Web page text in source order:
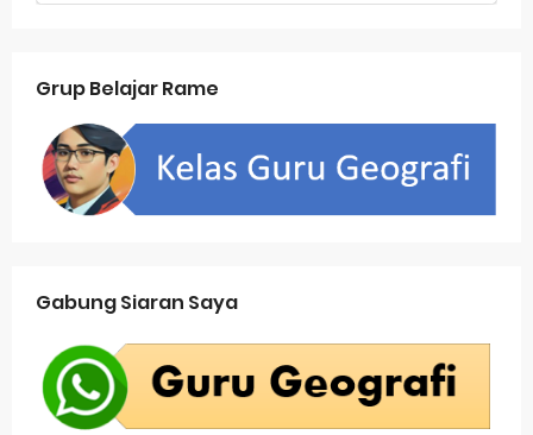
Grup Belajar Rame
Gabung Siaran Saya